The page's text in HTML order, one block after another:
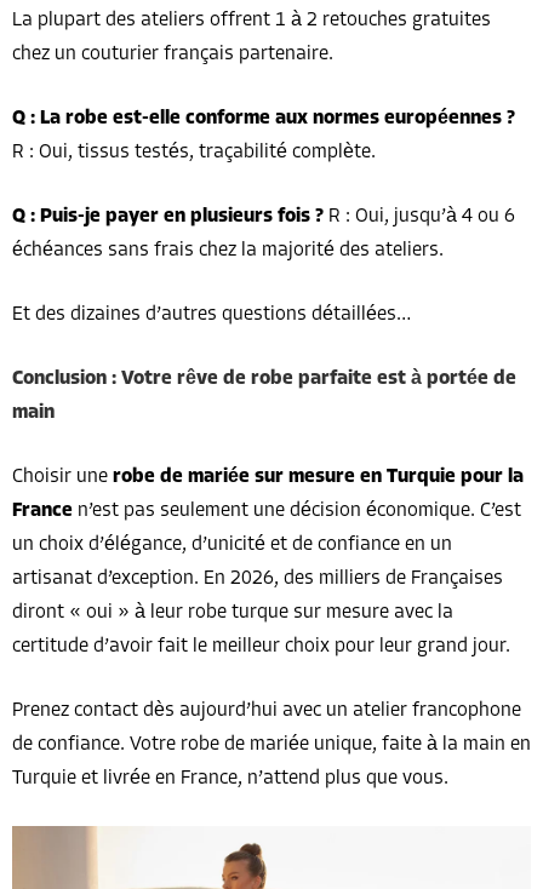
La plupart des ateliers offrent 1 à 2 retouches gratuites
chez un couturier français partenaire.
Q : La robe est-elle conforme aux normes européennes ?
R : Oui, tissus testés, traçabilité complète.
Q : Puis-je payer en plusieurs fois ? R : Oui, jusqu’à 4 ou 6
échéances sans frais chez la majorité des ateliers.
Et des dizaines d’autres questions détaillées…
Conclusion : Votre rêve de robe parfaite est à portée de
main
Choisir une robe de mariée sur mesure en Turquie pour la
France n’est pas seulement une décision économique. C’est
un choix d’élégance, d’unicité et de confiance en un
artisanat d’exception. En 2026, des milliers de Françaises
diront « oui » à leur robe turque sur mesure avec la
certitude d’avoir fait le meilleur choix pour leur grand jour.
Prenez contact dès aujourd’hui avec un atelier francophone
de confiance. Votre robe de mariée unique, faite à la main en
Turquie et livrée en France, n’attend plus que vous.